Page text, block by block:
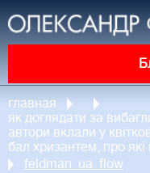
главная
як доглядати за
автори вклали у
бал хризантем, про
feldman_ua_flow